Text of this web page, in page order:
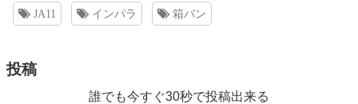
JA11 インパラ 箱バン
投稿
誰でも今すぐ30秒で投稿出来る